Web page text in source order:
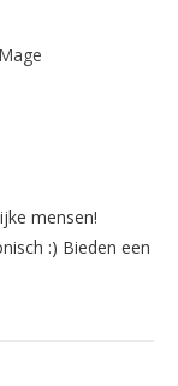
mensen!
:) Bieden een